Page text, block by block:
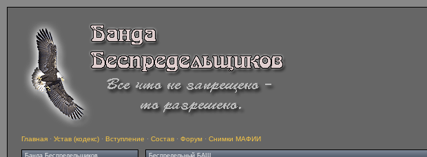
Главная · Устав (кодекс) · Вступление · Состав · Форум · Снимки МАФИИ
Банда Беспредельщиков Беспредельный БАШ